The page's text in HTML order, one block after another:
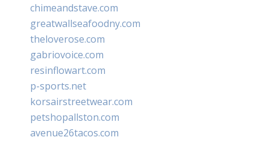
chimeandstave.com
greatwallseafoodny.com
theloverose.com
gabriovoice.com
resinflowart.com
p-sports.net
korsairstreetwear.com
petshopallston.com
avenue26tacos.com